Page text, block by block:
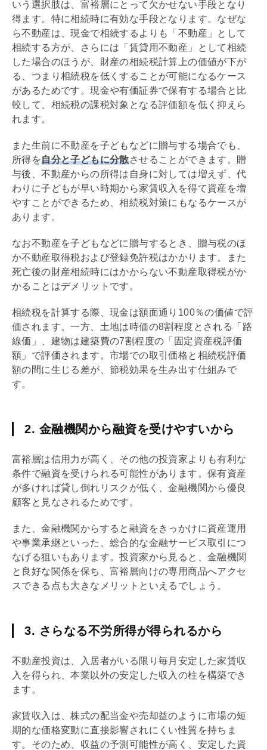
いう選択肢は、富裕層にとって欠かせない手段となり
得ます。特に相続時に有効な手段となります。なぜな
ら不動産は、現金で相続するよりも「不動産」として
相続する方が、さらには「賃貸用不動産」として相続
した場合のほうが、財産の相続税計算上の価値が下が
る、つまり 相続税を低くすることが可能になるケース
があるためです。現金や有価証券で保有する場合と比
較して、 相続税の課税対象となる評価額を低く抑えら
れます。
また生前に不動産を子どもなどに贈与する場合でも、
所得を自分と子どもに分散させることができます。贈
与後、不動産からの所得は自身に対しては増えず、代
わりに子どもが早い時期から家賃収入を得て資産を増
やすことができるため、相続税対策にもなるケースが
あります。
なお不動産を子どもなどに贈与するとき、 贈与税のほ
か不動産取得税および登録免許税はかかります。また
死亡後の財産相続時にはかからない不動産取得税がか
かることはデメリットです。
相続税を計算する際、現金は額面通り100％の価値で評
価されます。一方、土地は時価の8割程度とされる「 路
線価 」、建物は建築費の7割程度の「 固定資産税評価
額」で評価されます。市場での取引価格と 相続税評価
額の間に生じる差が、節税効果を生み出す仕組みで
す。
2. 金融機関から融資を受けやすいから
富裕層は信用力が高く、その他の投資家よりも有利な
条件で融資を受けられる可能性があります。保有資産
が多ければ貸し倒れリスクが低く、金融機関から優良
顧客と見なされるためです。
また、金融機関からすると融資をきっかけに資産運用
や事業承継といった、総合的な金融サービス取引につ
なげる狙いもあります。投資家から見ると、金融機関
と良好な関係を保ち、富裕層向けの専用商品へアクセ
スできる点も大きなメリットといえるでしょう。
3. さらなる不労所得が得られるから
不動産投資は、入居者がいる限り毎月安定した家賃収
入を得られ、本業以外の安定した収入の柱を構築でき
ます。
家賃収入は、株式の配当金や売却益のように市場の短
期的な価格変動に直接影響されにくい性質を持ちま
す。そのため、収益の予測可能性が高く、安定した資